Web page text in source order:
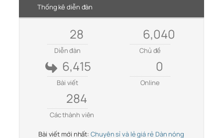
Thống kê diễn đàn
28
Diễn đàn
6,040
Chủ đề
6,415
Bài viết
0
Online
284
Các thành viên
Bài viết mới nhất: Chuyên sỉ và lẻ giá rẻ Dàn nóng